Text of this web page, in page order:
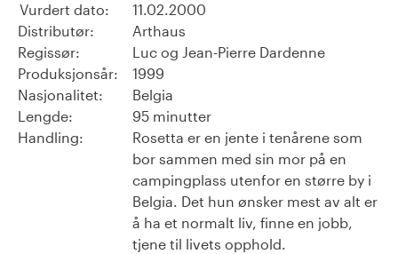
Vurdert dato:
11.02.2000
Distributør:
Arthaus
Regissør:
Luc og Jean-Pierre Dardenne
Produksjonsår:
1999
Nasjonalitet:
Belgia
Lengde:
95 minutter
Handling:
Rosetta er en jente i tenårene som
bor sammen med sin mor på en
campingplass utenfor en større by i
Belgia. Det hun ønsker mest av alt er
å ha et normalt liv, finne en jobb,
tjene til livets opphold.